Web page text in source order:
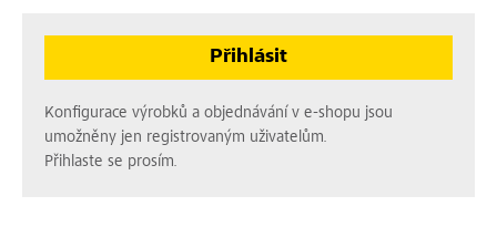
Přihlásit
Konfigurace výrobků a objednávání v e-shopu jsou
umožněny jen registrovaným uživatelům.
Přihlaste se prosím.